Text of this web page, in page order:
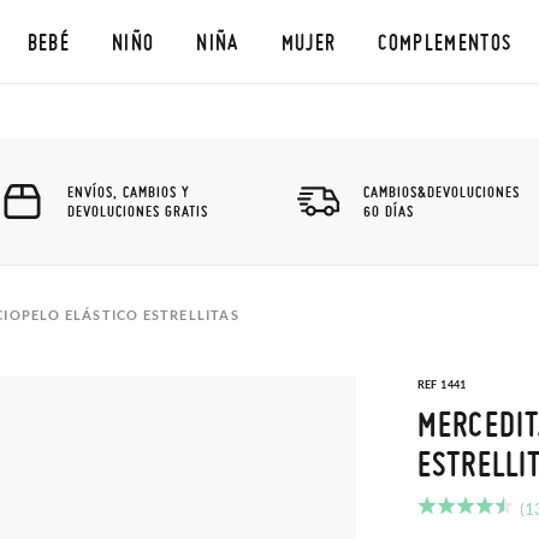
BEBÉ NIÑO NIÑA MUJER COMPLEMENTOS
ENVÍOS, CAMBIOS Y
DEVOLUCIONES GRATIS
CAMBIOS&DEVOLUCIONES
60 DÍAS
ELÁSTICO ESTRELLITAS
REF 1441